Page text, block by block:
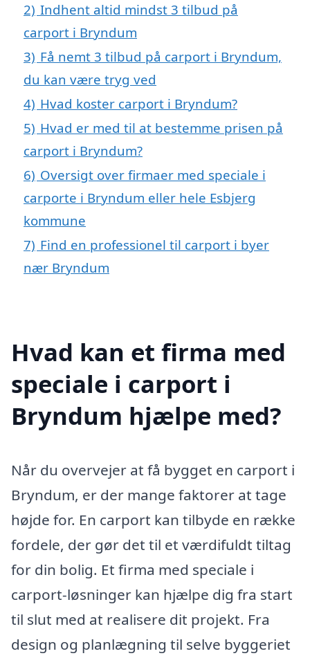
2) Indhent altid mindst 3 tilbud på
carport i Bryndum
3) Få nemt 3 tilbud på carport i Bryndum,
du kan være tryg ved
4) Hvad koster carport i Bryndum?
5) Hvad er med til at bestemme prisen på
carport i Bryndum?
6) Oversigt over firmaer med speciale i
carporte i Bryndum eller hele Esbjerg
kommune
7) Find en professionel til carport i byer
nær Bryndum
Hvad kan et firma med
speciale i carport i
Bryndum hjælpe med?
Når du overvejer at få bygget en carport i
Bryndum, er der mange faktorer at tage
højde for. En carport kan tilbyde en række
fordele, der gør det til et værdifuldt tiltag
for din bolig. Et firma med speciale i
carport-løsninger kan hjælpe dig fra start
til slut med at realisere dit projekt. Fra
design og planlægning til selve byggeriet